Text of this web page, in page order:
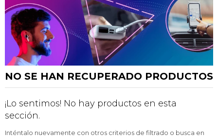
NO SE HAN RECUPERADO PRODUCTOS
¡Lo sentimos! No hay productos en esta
sección.
Inténtalo nuevamente con otros criterios de filtrado o busca en
¡Sumate a la forma más ágil de
12 cuotas * ¡Solo con tu cédula!